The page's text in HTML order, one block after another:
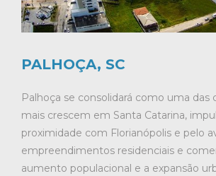
PALHOÇA, SC
Palhoça se consolidará como uma das
mais crescem em Santa Catarina,
proximidade com Florianópolis e pelo
empreendimentos residenciais e
aumento populacional e a expansão